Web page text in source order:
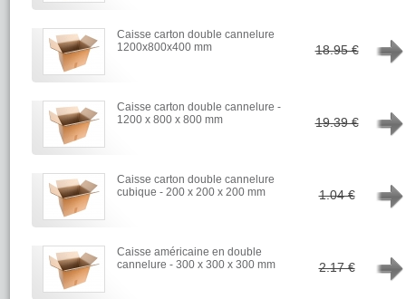
Caisse carton double cannelure
1200x800x400 mm
18.95 €
Caisse carton double cannelure -
1200 x 800 x 800 mm
19.39 €
Caisse carton double cannelure
cubique - 200 x 200 x 200 mm
1.04 €
Caisse américaine en double
cannelure - 300 x 300 x 300 mm
2.17 €